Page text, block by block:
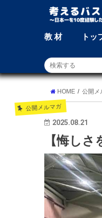
教 材 ト
HOME 公開メ
公開メルマガ
2025.08.21
【悔し